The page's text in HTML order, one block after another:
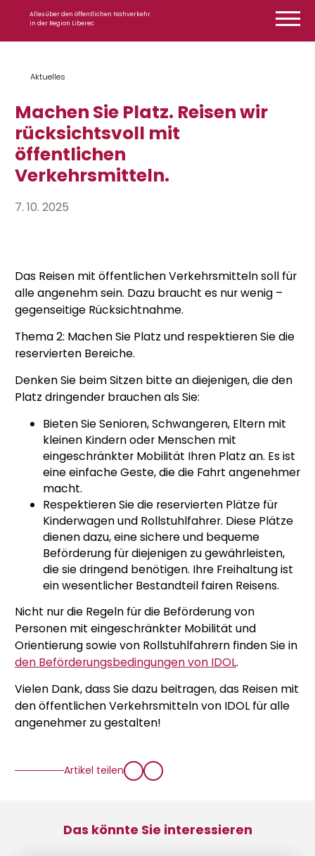
Alles über den öffentlichen Nahverkehr
in der Region Liberec
Aktuelles
Machen Sie Platz. Reisen wir
rücksichtsvoll mit
öffentlichen
Verkehrsmitteln.
7. 10. 2025
Das Reisen mit öffentlichen Verkehrsmitteln soll für
alle angenehm sein. Dazu braucht es nur wenig –
gegenseitige Rücksichtnahme.
Thema 2: Machen Sie Platz und respektieren Sie die
reservierten Bereiche.
Denken Sie beim Sitzen bitte an diejenigen, die den
Platz dringender brauchen als Sie:
Bieten Sie Senioren, Schwangeren, Eltern mit
kleinen Kindern oder Menschen mit
eingeschränkter Mobilität Ihren Platz an. Es ist
eine einfache Geste, die die Fahrt angenehmer
macht.
Respektieren Sie die reservierten Plätze für
Kinderwagen und Rollstuhlfahrer. Diese Plätze
dienen dazu, eine sichere und bequeme
Beförderung für diejenigen zu gewährleisten,
die sie dringend benötigen. Ihre Freihaltung ist
ein wesentlicher Bestandteil fairen Reisens.
Nicht nur die Regeln für die Beförderung von
Personen mit eingeschränkter Mobilität und
Orientierung sowie von Rollstuhlfahrern finden Sie in
den Beförderungsbedingungen von IDOL.
Vielen Dank, dass Sie dazu beitragen, das Reisen mit
den öffentlichen Verkehrsmitteln von IDOL für alle
angenehmer zu gestalten!
Artikel teilen
Das könnte Sie interessieren